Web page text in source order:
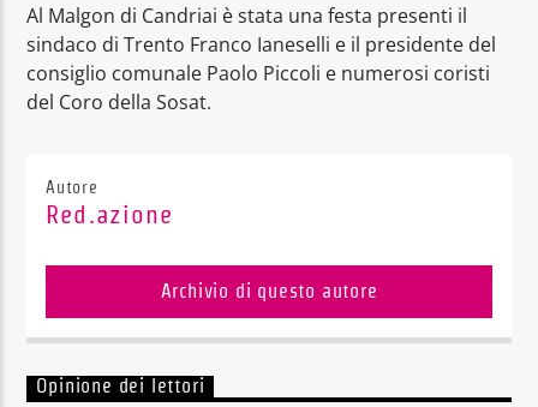
Al Malgon di Candriai è stata una festa presenti il
sindaco di Trento Franco Ianeselli e il presidente del
consiglio comunale Paolo Piccoli e numerosi coristi
del Coro della Sosat.
Autore
Red.azione
Archivio di questo autore
Opinione dei lettori